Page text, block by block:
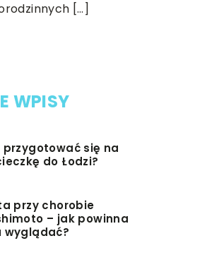
[…]
WPISY
przygotować się na
do Łodzi?
przy chorobie
– jak powinna
wyglądać?